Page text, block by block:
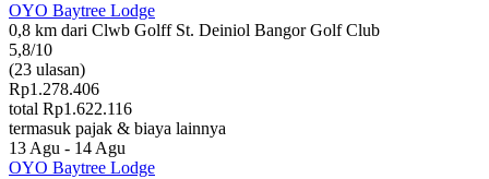
OYO Baytree Lodge
0,8 km dari Clwb Golff St. Deiniol Bangor Golf Club
5,8/10
(23 ulasan)
Rp1.278.406
total Rp1.622.116
termasuk pajak & biaya lainnya
13 Agu - 14 Agu
OYO Baytree Lodge